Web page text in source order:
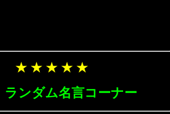
★ ★ ★ ★ ★
ランダム名言コーナー